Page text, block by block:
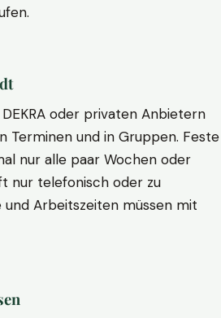
DEKRA oder privaten Anbietern
Terminen und in Gruppen. Feste
nur alle paar Wochen oder
nur telefonisch oder zu
und Arbeitszeiten müssen mit